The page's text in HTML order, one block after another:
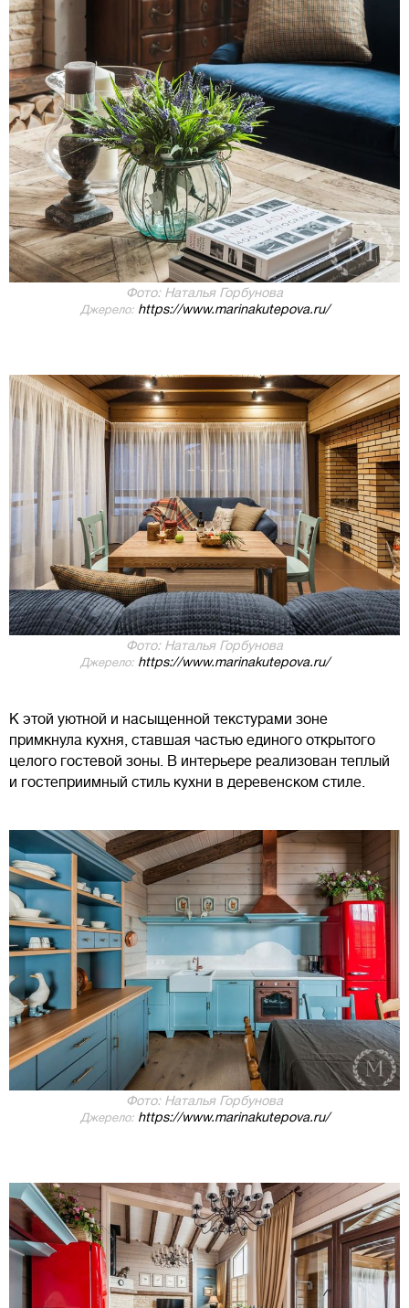
Фото: Наталья Горбунова
Джерело:https://www.marinakutepova.ru/
Фото: Наталья Горбунова
Джерело:https://www.marinakutepova.ru/
К этой уютной и насыщенной текстурами зоне
примкнула кухня, ставшая частью единого открытого
целого гостевой зоны. В интерьере реализован теплый
и гостеприимный стиль кухни в деревенском стиле.
Фото: Наталья Горбунова
Джерело:https://www.marinakutepova.ru/